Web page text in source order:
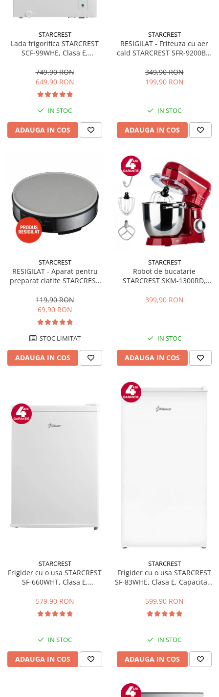
STARCREST
Lada frigorifica STARCREST
SCF-99WHE, Clasa E,
convertibil - functie frigider,
Termostat reglabil, Alb
749,90 RON
649,90 RON
IN STOC
ADAUGA IN COS
STARCREST
RESIGILAT - Friteuza cu aer
cald STARCREST SFR-9200BK,
Termostat 80 - 200 °C, 8
programe predefinite, Negru
349,90 RON
199,90 RON
IN STOC
ADAUGA IN COS
STARCREST
RESIGILAT - Aparat pentru
preparat clatite STARCREST
invelis ceramic antiaderent,
30 cm, Inox / Negru
119,90 RON
69,90 RON
STOC LIMITAT
ADAUGA IN COS
STARCREST
Robot de bucatarie
STARCREST SKM-1300RD,
Accesorii, 10 Viteze + Pulse,
399,90 RON
IN STOC
ADAUGA IN COS
STARCREST
Frigider cu o usa STARCREST
SF-660WHT, Clasa E,
579,90 RON
IN STOC
ADAUGA IN COS
STARCREST
Frigider cu o usa STARCREST
SF-83WHE, Clasa E, Capacitate
Compartiment gheata, H 85
cm, Alb
599,90 RON
IN STOC
ADAUGA IN COS